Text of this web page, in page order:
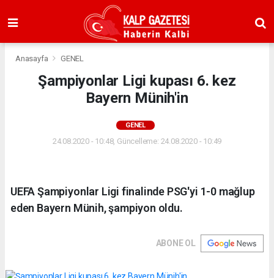
Anasayfa GENEL
Şampiyonlar Ligi kupası 6. kez
Bayern Münih'in
GENEL
24.08.2020 - 10:48, Güncelleme: 24.08.2020 - 10:49
UEFA Şampiyonlar Ligi finalinde PSG'yi 1-0 mağlup
eden Bayern Münih, şampiyon oldu.
ABONE OL